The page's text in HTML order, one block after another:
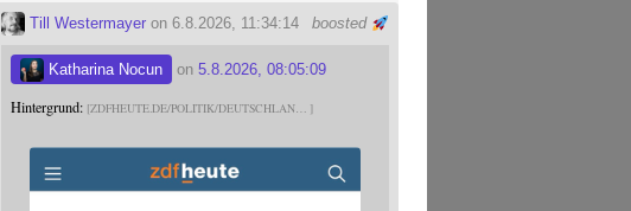
boosted
Till Westermayer on 6.8.2026, 11:34:14
Katharina Nocun on5.8.2026, 08:05:09
Hintergrund: ZDFHEUTE.DE/POLITIK/DEUTSCHLAN